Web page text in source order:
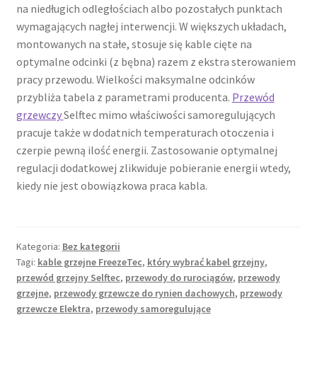
na niedługich odległościach albo pozostałych punktach
wymagających nagłej interwencji. W większych układach,
montowanych na stałe, stosuje się kable cięte na
optymalne odcinki (z bębna) razem z ekstra sterowaniem
pracy przewodu. Wielkości maksymalne odcinków
przybliża tabela z parametrami producenta. Przewód
grzewczySelftec mimo właściwości samoregulujących
pracuje także w dodatnich temperaturach otoczenia i
czerpie pewną ilość energii. Zastosowanie optymalnej
regulacji dodatkowej zlikwiduje pobieranie energii wtedy,
kiedy nie jest obowiązkowa praca kabla.
Kategoria: Bez kategorii
Tagi: kable grzejne FreezeTec, który wybrać kabel grzejny,
przewód grzejny Selftec, przewody do rurociągów, przewody
grzejne, przewody grzewcze do rynien dachowych, przewody
grzewcze Elektra, przewody samoregulujące